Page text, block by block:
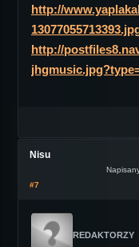
http://
http://
Nisu
#7
REDAKTORZY